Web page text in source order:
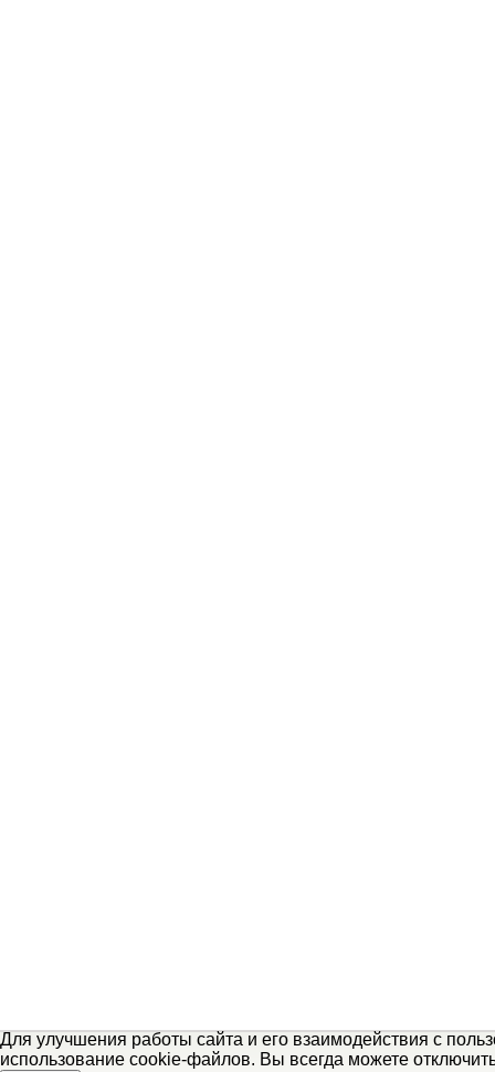
Для улучшения работы сайта и его взаимодействия с
использование cookie-файлов. Вы всегда можете